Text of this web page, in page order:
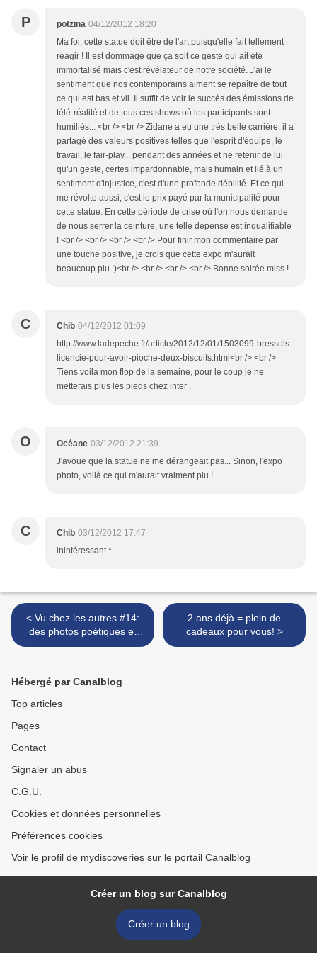
P potzina 04/12/2012 18:20
Ma foi, cette statue doit être de l'art puisqu'elle fait tellement
réagir ! Il est dommage que ça soit ce geste qui ait été
immortalisé mais c'est révélateur de notre société. J'ai le
sentiment que nos contemporains aiment se repaître de tout
ce qui est bas et vil. Il suffit de voir le succès des émissions de
télé-réalité et de tous ces shows où les participants sont
humiliés... <br /> <br /> Zidane a eu une très belle carrière, il a
partagé des valeurs positives telles que l'esprit d'équipe, le
travail, le fair-play... pendant des années et ne retenir de lui
qu'un geste, certes impardonnable, mais humain et lié à un
sentiment d'injustice, c'est d'une profonde débilité. Et ce qui
me révolte aussi, c'est le prix payé par la municipalité pour
cette statue. En cette période de crise où l'on nous demande
de nous serrer la ceinture, une telle dépense est inqualifiable
! <br /> <br /> <br /> <br /> Pour finir mon commentaire par
une touche positive, je crois que cette expo m'aurait
beaucoup plu :)<br /> <br /> <br /> <br /> Bonne soirée miss !
C Chib 04/12/2012 01:09
http://www.ladepeche.fr/article/2012/12/01/1503099-bressols-
licencie-pour-avoir-pioche-deux-biscuits.html<br /> <br />
Tiens voila mon flop de la semaine, pour le coup je ne
metterais plus les pieds chez inter .
O Océane 03/12/2012 21:39
J'avoue que la statue ne me dérangeait pas... Sinon, l'expo
photo, voilà ce qui m'aurait vraiment plu !
C Chib 03/12/2012 17:47
inintéressant *
< Vu chez les autres #14:
des photos poétiques et
originales!
2 ans déjà = plein de
cadeaux pour vous! >
Hébergé par Canalblog
Top articles
Pages
Contact
Signaler un abus
C.G.U.
Cookies et données personnelles
Préférences cookies
Voir le profil de mydiscoveries sur le portail Canalblog
Créer un blog sur Canalblog
Créer un blog